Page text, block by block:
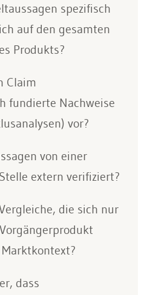
spezifisch
auf den gesamten
Produkts?
Claim
fundierte Nachweise
vor?
von einer
extern verifiziert?
die sich nur
dass